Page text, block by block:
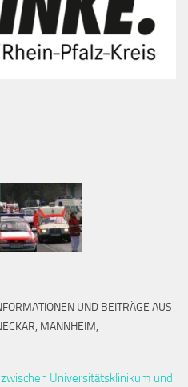
UND BEITRÄGE AUS
MANNHEIM,
Universitätsklinikum und